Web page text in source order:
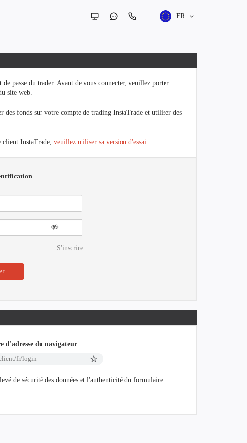
FR
passe du trader. Avant de vous connecter, veuillez porter
site web.
des fonds sur votre compte de trading InstaTrade et utiliser des
client InstaTrade, veuillez utiliser sa version d'essai.
S'inscrire
d'adresse du navigateur
fr/login
de sécurité des données et l'authenticité du formulaire